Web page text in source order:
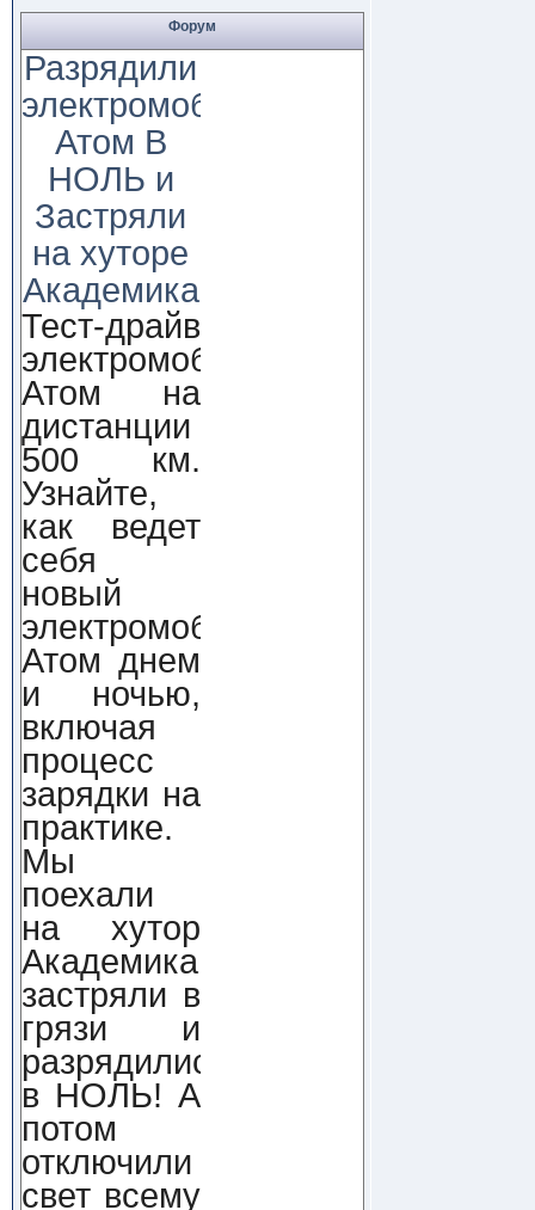
Форум
Разрядили
электромобиль
Атом В
НОЛЬ и
Застряли
на хуторе
Академика
Тест-драйв
электромобиля
Атом на
дистанции
500 км.
Узнайте,
как ведет
себя
новый
электромобиль
Атом днем
и ночью,
включая
процесс
зарядки на
практике.
Мы
поехали
на хутор
Академика,
застряли в
грязи и
разрядились
в НОЛЬ! А
потом
отключили
свет всему